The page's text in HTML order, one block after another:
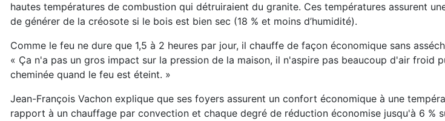
hautes températures de combustion qui détruiraient du granite. Ces températures assurent
de générer de la créosote si le bois est bien sec (18 % et moins d’humidité).
Comme le feu ne dure que 1,5 à 2 heures par jour, il chauffe de façon économique sans
« Ça n'a pas un gros impact sur la pression de la maison, il n'aspire pas beaucoup d'air froid
cheminée quand le feu est éteint. »
Jean-François Vachon explique que ses foyers assurent un confort économique à une
rapport à un chauffage par convection et chaque degré de réduction économise jusqu'à 6 %